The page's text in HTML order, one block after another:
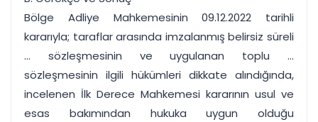
Bölge Adliye Mahkemesinin 09.12.2022 tarihli
kararıyla; taraflar arasında imzalanmış belirsiz süreli
... sözleşmesinin ve uygulanan toplu ...
sözleşmesinin ilgili hükümleri dikkate alındığında,
incelenen İlk Derece Mahkemesi kararının usul ve
esas bakımından hukuka uygun olduğu